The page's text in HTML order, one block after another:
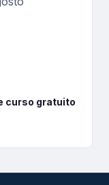
curso gratuito